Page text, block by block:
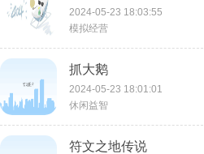
2024-05-23 18:03:55
模拟经营
抓大鹅
2024-05-23 18:01:01
休闲益智
符文之地传说